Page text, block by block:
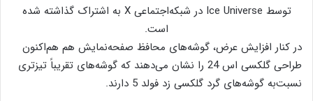
توسط Ice Universe در شبکه‌اجتماعی X به اشتراک گذاشته شده
است.
در کنار افزایش عرض، گوشه‌های محافظ صفحه‌نمایش هم هم‌اکنون
طراحی گلکسی اس 24 را نشان می‌دهند که گوشه‌های تقریباً تیزتری
نسبت‌به گوشه‌های گرد گلکسی زد فولد 5 دارند.